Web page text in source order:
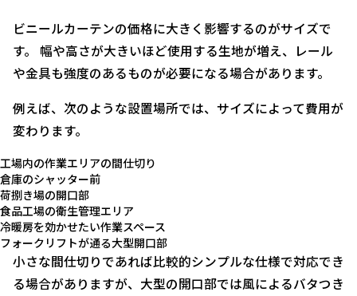
ビニールカーテンの価格に大きく影響するのがサイズで
す。 幅や高さが大きいほど使用する生地が増え、レール
や金具も強度のあるものが必要になる場合があります。
例えば、次のような設置場所では、サイズによって費用が
変わります。
工場内の作業エリアの間仕切り
倉庫のシャッター前
荷捌き場の開口部
食品工場の衛生管理エリア
冷暖房を効かせたい作業スペース
フォークリフトが通る大型開口部
小さな間仕切りであれば比較的シンプルな仕様で対応でき
る場合がありますが、大型の開口部では風によるバタつき